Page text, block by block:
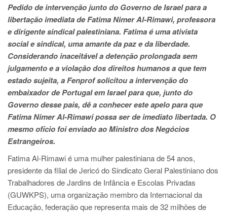
Pedido de intervenção junto do Governo de Israel para a
libertação imediata de Fatima Nimer Al-Rimawi, professora
e dirigente sindical palestiniana. Fatima é uma ativista
social e sindical, uma amante da paz e da liberdade.
Considerando inaceitável a detenção prolongada sem
julgamento e a violação dos direitos humanos a que tem
estado sujeita, a Fenprof solicitou a intervenção do
embaixador de Portugal em Israel para que, junto do
Governo desse país, dê a conhecer este apelo para que
Fatima Nimer Al-Rimawi possa ser de imediato libertada. O
mesmo ofício foi enviado ao Ministro dos Negócios
Estrangeiros.
Fatima Al-Rimawi é uma mulher palestiniana de 54 anos,
presidente da filial de Jericó do Sindicato Geral Palestiniano dos
Trabalhadores de Jardins de Infância e Escolas Privadas
(GUWKPS), uma organização membro da Internacional da
Educação, federação que representa mais de 32 milhões de